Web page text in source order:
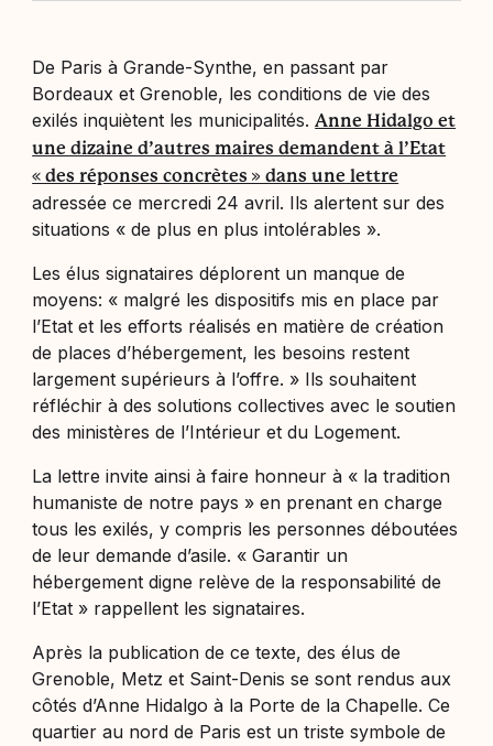
De Paris à Grande-Synthe, en passant par
Bordeaux et Grenoble, les conditions de vie des
exilés inquiètent les municipalités.Anne Hidalgo et
une dizaine d’autres maires demandent à l’Etat
« des réponses concrètes » dans une lettre
adressée ce mercredi 24 avril. Ils alertent sur des
situations « de plus en plus intolérables ».
Les élus signataires déplorent un manque de
moyens: « malgré les dispositifs mis en place par
l’Etat et les efforts réalisés en matière de création
de places d’hébergement, les besoins restent
largement supérieurs à l’offre. » Ils souhaitent
réfléchir à des solutions collectives avec le soutien
des ministères de l’Intérieur et du Logement.
La lettre invite ainsi à faire honneur à « la tradition
humaniste de notre pays » en prenant en charge
tous les exilés, y compris les personnes déboutées
de leur demande d’asile. « Garantir un
hébergement digne relève de la responsabilité de
l’Etat » rappellent les signataires.
Après la publication de ce texte, des élus de
Grenoble, Metz et Saint-Denis se sont rendus aux
côtés d’Anne Hidalgo à la Porte de la Chapelle. Ce
quartier au nord de Paris est un triste symbole de